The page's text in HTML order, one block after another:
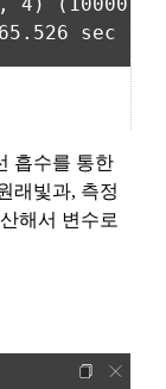
등의 반환에 필
자에게 청약철
지 않는다. 다만
르거나 계약 내
재화 및 서비스
공을 중지할 수
회원"들에게 통
지하는 경우
서비스와의 연동
정"로 분리하여
"회사"는 "휴면
을 전자메일, 서
자가 직접 본인
보관기간에 대
정보를 안전하게